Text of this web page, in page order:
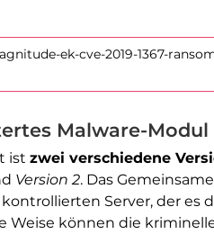
ek-cve-2019-1367-
Malware-Modul
ist zwei verschiedene
Version 2. Das
Server, der es
können die